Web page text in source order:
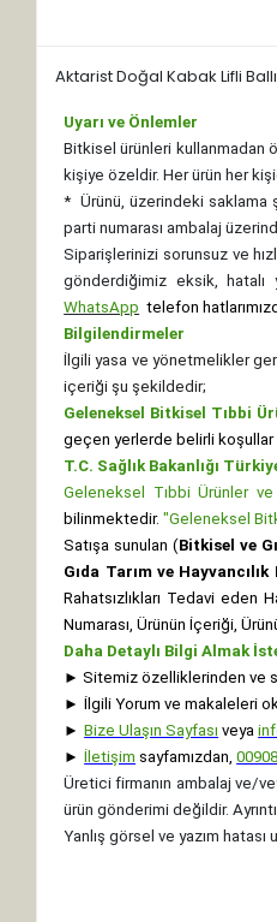
Aktarist Doğal Kabak Lifli
Uyarı ve Önlemler
Bitkisel ürünleri kullanmadan
kişiye özeldir. Her ürün her
* Ürünü, üzerindeki saklama
parti numarası ambalaj
Siparişlerinizi sorunsuz ve
gönderdiğimiz eksik, hatalı
WhatsApp telefon
Bilgilendirmeler
İlgili yasa ve yönetmelikler
içeriği şu şekildedir;
Geleneksel Bitkisel Tıbbi
geçen yerlerde belirli koşullar
T.C. Sağlık Bakanlığı
Geleneksel Tıbbi Ürünler
bilinmektedir."Geleneksel
Satışa sunulan (Bitkisel ve
Gıda Tarım ve Hayvancılık
Rahatsızlıkları Tedavi eden
Numarası, Ürünün İçeriği,
Daha Detaylı Bilgi Almak
► Sitemiz özelliklerinden ve
► İlgili Yorum ve makaleleri
► Bize Ulaşın Sayfası veya
► İletişim sayfamızdan,
Üretici firmanın ambalaj ve/
ürün gönderimi değildir.
Yanlış görsel ve yazım hatası